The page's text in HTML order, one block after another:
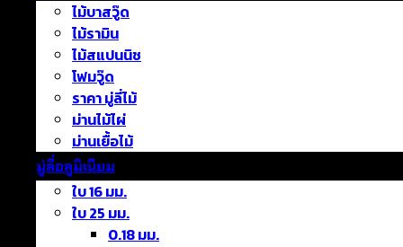
ไม้บาสวู๊ด
ไม้รามิน
ไม้สแปนนิช
โฟมวู๊ด
ราคา มู่ลี่ไม้
ม่านไม้ไผ่
ม่านเยื้อไม้
มู่ลี่อลูมิเนียม
ใบ 16 มม.
ใบ 25 มม.
0.18 มม.